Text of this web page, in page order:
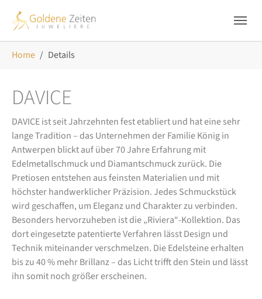
Home Details
DAVICE
DAVICE ist seit Jahrzehnten fest etabliert und hat eine sehr
lange Tradition – das Unternehmen der Familie König in
Antwerpen blickt auf über 70 Jahre Erfahrung mit
Edelmetallschmuck und Diamantschmuck zurück. Die
Pretiosen entstehen aus feinsten Materialien und mit
höchster handwerklicher Präzision. Jedes Schmuckstück
wird geschaffen, um Eleganz und Charakter zu verbinden.
Besonders hervorzuheben ist die „Riviera“-Kollektion. Das
dort eingesetzte patentierte Verfahren lässt Design und
Technik miteinander verschmelzen. Die Edelsteine erhalten
bis zu 40 % mehr Brillanz – das Licht trifft den Stein und lässt
ihn somit noch größer erscheinen.